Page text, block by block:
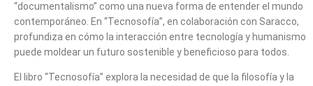
“documentalismo” como una nueva forma de entender el mundo
contemporáneo. En “Tecnosofía”, en colaboración con Saracco,
profundiza en cómo la interacción entre tecnología y humanismo
puede moldear un futuro sostenible y beneficioso para todos.
El libro “Tecnosofía” explora la necesidad de que la filosofía y la